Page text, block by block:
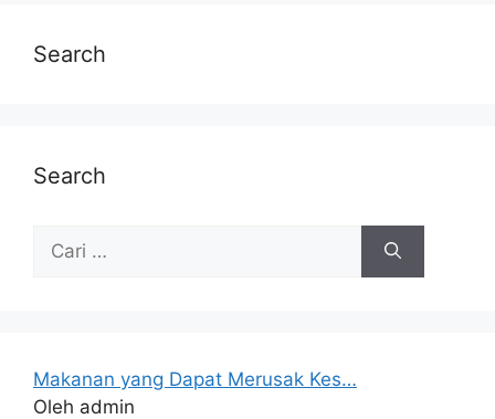
Search
Search
Makanan yang Dapat Merusak Kes…
Oleh admin